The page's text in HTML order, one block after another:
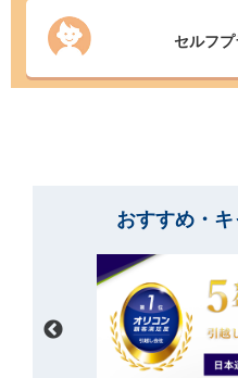
セルフ
おすすめ・